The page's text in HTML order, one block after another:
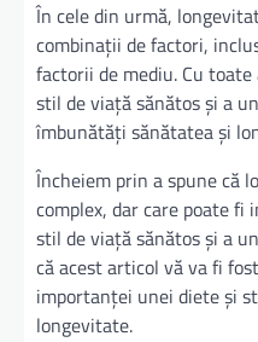
În cele din urmă,
combinații de factori,
factorii de mediu. Cu
stil de viață sănătos și a
îmbunătăți sănătatea și
Încheiem prin a spune că
complex, dar care poate
stil de viață sănătos și a
că acest articol vă va fi
importanței unei diete și
longevitate.